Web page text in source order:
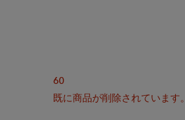
60
既に商品が削除されています。